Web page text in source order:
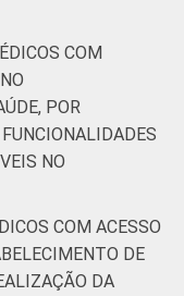
COM
POR
NO
COM ACESSO
DE
DA